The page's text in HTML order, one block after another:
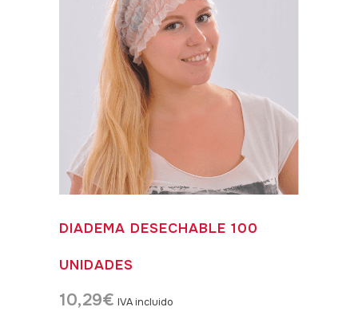
DIADEMA DESECHABLE 100
UNIDADES
10,29€ IVA incluido